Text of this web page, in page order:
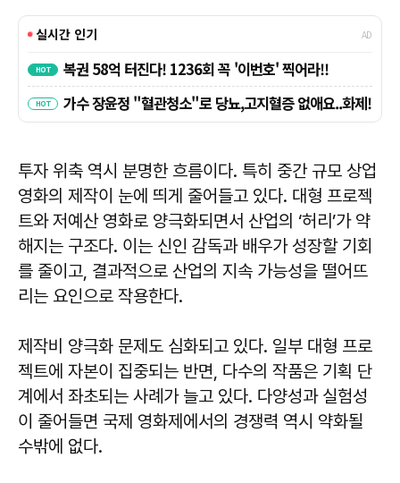
투자 위축 역시 분명한 흐름이다. 특히 중간 규모 상업
영화의 제작이 눈에 띄게 줄어들고 있다. 대형 프로젝
트와 저예산 영화로 양극화되면서 산업의 ‘허리’가 약
해지는 구조다. 이는 신인 감독과 배우가 성장할 기회
를 줄이고, 결과적으로 산업의 지속 가능성을 떨어뜨
리는 요인으로 작용한다.
제작비 양극화 문제도 심화되고 있다. 일부 대형 프로
젝트에 자본이 집중되는 반면, 다수의 작품은 기획 단
계에서 좌초되는 사례가 늘고 있다. 다양성과 실험성
이 줄어들면 국제 영화제에서의 경쟁력 역시 약화될
수밖에 없다.